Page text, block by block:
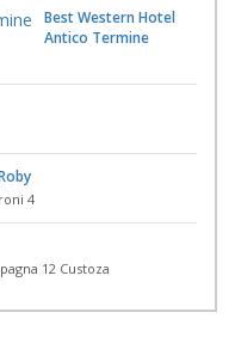
Best Western Hotel
Antico Termine
4
12 Custoza